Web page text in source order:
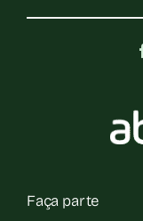
Faça parte